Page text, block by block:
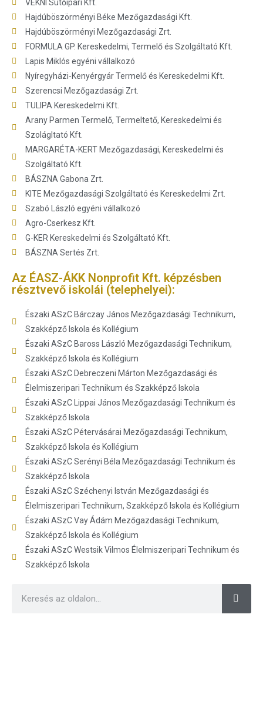
VEKNI Sütőipari Kft.
Hajdúböszörményi Béke Mezőgazdasági Kft.
Hajdúböszörményi Mezőgazdasági Zrt.
FORMULA GP. Kereskedelmi, Termelő és Szolgáltató Kft.
Lapis Miklós egyéni vállalkozó
Nyíregyházi-Kenyérgyár Termelő és Kereskedelmi Kft.
Szerencsi Mezőgazdasági Zrt.
TULIPA Kereskedelmi Kft.
Arany Parmen Termelő, Termeltető, Kereskedelmi és
Szolágltató Kft.
MARGARÉTA-KERT Mezőgazdasági, Kereskedelmi és
Szolgáltató Kft.
BÁSZNA Gabona Zrt.
KITE Mezőgazdasági Szolgáltató és Kereskedelmi Zrt.
Szabó László egyéni vállalkozó
Agro-Cserkesz Kft.
G-KER Kereskedelmi és Szolgáltató Kft.
BÁSZNA Sertés Zrt.
Az ÉASZ-ÁKK Nonprofit Kft. képzésben
résztvevő iskolái (telephelyei):
Északi ASzC Bárczay János Mezőgazdasági Technikum,
Szakképző Iskola és Kollégium
Északi ASzC Baross László Mezőgazdasági Technikum,
Szakképző Iskola és Kollégium
Északi ASzC Debreczeni Márton Mezőgazdasági és
Élelmiszeripari Technikum és Szakképző Iskola
Északi ASzC Lippai János Mezőgazdasági Technikum és
Szakképző Iskola
Északi ASzC Pétervásárai Mezőgazdasági Technikum,
Szakképző Iskola és Kollégium
Északi ASzC Serényi Béla Mezőgazdasági Technikum és
Szakképző Iskola
Északi ASzC Széchenyi István Mezőgazdasági és
Élelmiszeripari Technikum, Szakképző Iskola és Kollégium
Északi ASzC Vay Ádám Mezőgazdasági Technikum,
Szakképző Iskola és Kollégium
Északi ASzC Westsik Vilmos Élelmiszeripari Technikum és
Szakképző Iskola